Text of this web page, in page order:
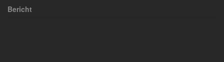
Bericht